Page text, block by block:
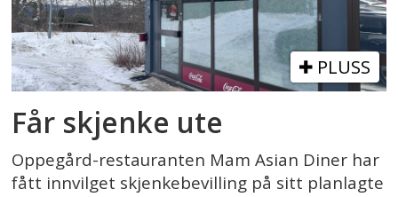
PLUSS
Får skjenke ute
Oppegård-restauranten Mam Asian Diner har
fått innvilget skjenkebevilling på sitt planlagte